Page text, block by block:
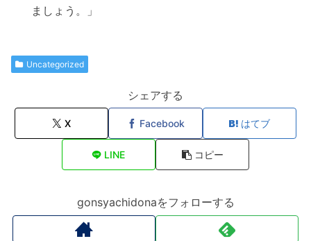
ましょう。」
Uncategorized
シェアする
X Facebook はてブ
LINE コピー
gonsyachidonaをフォローする